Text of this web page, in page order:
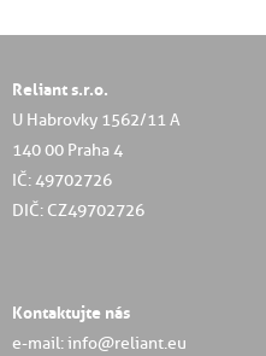
Reliant s.r.o.
U Habrovky 1562/11 A
140 00 Praha 4
IČ: 49702726
DIČ: CZ49702726
Kontaktujte nás
e-mail: info@reliant.eu